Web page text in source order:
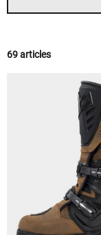
69 articles